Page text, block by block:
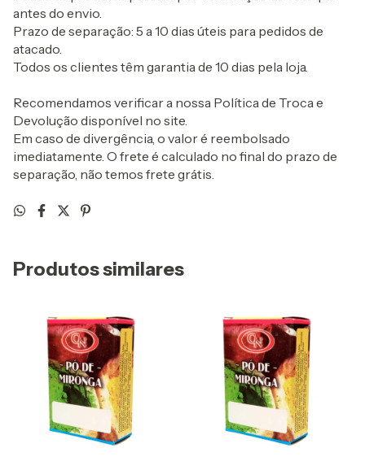
antes do envio.
Prazo de separação: 5 a 10 dias úteis para pedidos de
atacado.
Todos os clientes têm garantia de 10 dias pela loja.
Recomendamos verificar a nossa Política de Troca e
Devolução disponível no site.
Em caso de divergência, o valor é reembolsado
imediatamente. O frete é calculado no final do prazo de
separação, não temos frete grátis.
Produtos similares